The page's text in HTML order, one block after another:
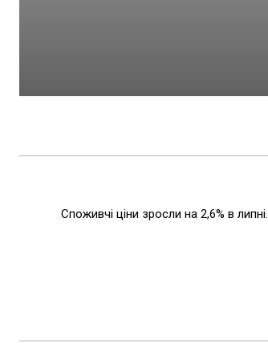
Споживчі ціни зросли на 2,6% в липні.